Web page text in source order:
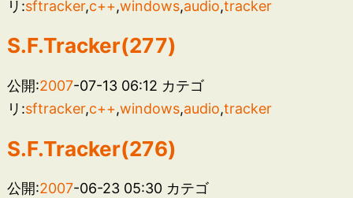
リ:sftracker,c++,windows,audio,tracker
S.F.Tracker(277)
公開:2007-07-13 06:12 カテゴ
リ:sftracker,c++,windows,audio,tracker
S.F.Tracker(276)
公開:2007-06-23 05:30 カテゴ